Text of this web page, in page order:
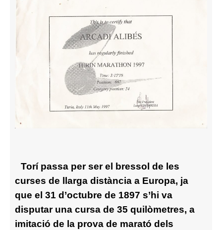
Torí passa per ser el bressol de les
curses de llarga distància a Europa, ja
que el 31 d’octubre de 1897 s’hi va
disputar una cursa de 35 quilòmetres, a
imitació de la prova de marató dels